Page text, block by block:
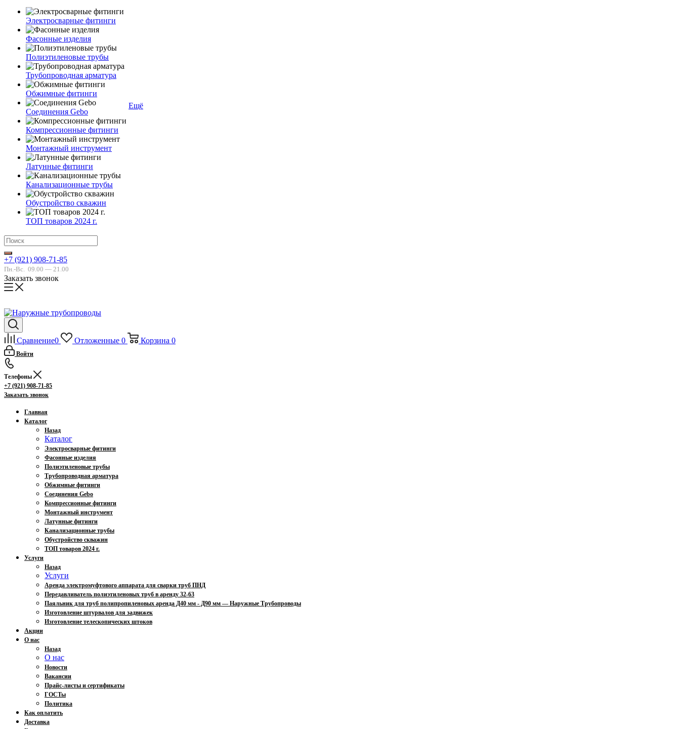
Электросварные фитинги
Фасонные изделия
Полиэтиленовые трубы
Трубопроводная арматура
Обжимные фитинги
Соединения Gebo
Компрессионные фитинги
Монтажный инструмент
Латунные фитинги
Канализационные трубы
Обустройство скважин
ТОП товаров 2024 г.
Ещё
+7 (921) 908-71-85
Пн.-Вс. 09.00 — 21.00
Заказать звонок
Сравнение0 Отложенные 0 Корзина 0
Войти
Телефоны
+7 (921) 908-71-85
Заказать звонок
Главная
Каталог
Назад
Каталог
Электросварные фитинги
Фасонные изделия
Полиэтиленовые трубы
Трубопроводная арматура
Обжимные фитинги
Соединения Gebo
Компрессионные фитинги
Монтажный инструмент
Латунные фитинги
Канализационные трубы
Обустройство скважин
ТОП товаров 2024 г.
Услуги
Назад
Услуги
Аренда электромуфтового аппарата для сварки труб ПНД
Передавливатель полиэтиленовых труб в аренду 32-63
Паяльник для труб полипропиленовых аренда Д40 мм - Д90 мм — Наружные Трубопроводы
Изготовление штурвалов для задвижек
Изготовление телескопических штоков
Акции
О нас
Назад
О нас
Новости
Вакансии
Прайс-листы и сертификаты
ГОСТы
Политика
Как оплатить
Доставка